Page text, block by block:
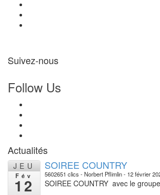
Suivez-nous
Follow Us
Actualités
JEU
Fév
12
SOIREE COUNTRY
5602651 clics Norbert Pflimlin 12 février
SOIREE COUNTRY avec le